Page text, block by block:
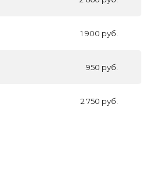
1 900 руб.
950 руб.
2 750 руб.